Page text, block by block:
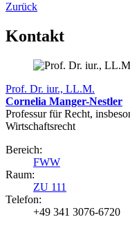
Zurück
Kontakt
Prof. Dr. iur., LL.M.
Cornelia Manger-Nestler
Professur für Recht,
Wirtschaftsrecht
Bereich:
FWW
Raum:
ZU 111
Telefon:
+49 341 3076-6720